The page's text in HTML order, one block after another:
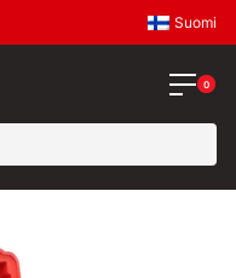
Suomi
0